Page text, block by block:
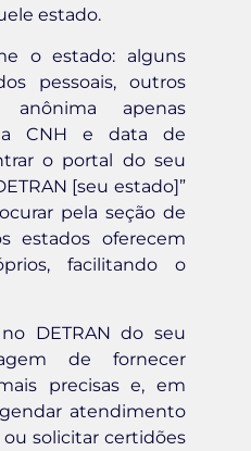
estado.
o estado: alguns
pessoais, outros
anônima apenas
CNH e data de
o portal do seu
[seu estado]”
pela seção de
estados oferecem
facilitando o
DETRAN do seu
de fornecer
precisas e, em
atendimento
solicitar certidões